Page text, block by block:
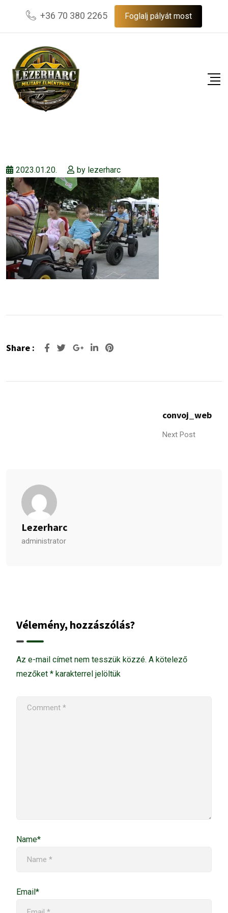
content
+36 70 380 2265 Foglalj pályát most
2023.01.20. by lezerharc
Share : Google+LinkedIn
Pinterest
convoj_web
Next Post
Lezerharc
administrator
Vélemény, hozzászólás?
Az e-mail címet nem tesszük közzé. A kötelező
mezőket * karakterrel jelöltük
Name*
Email*